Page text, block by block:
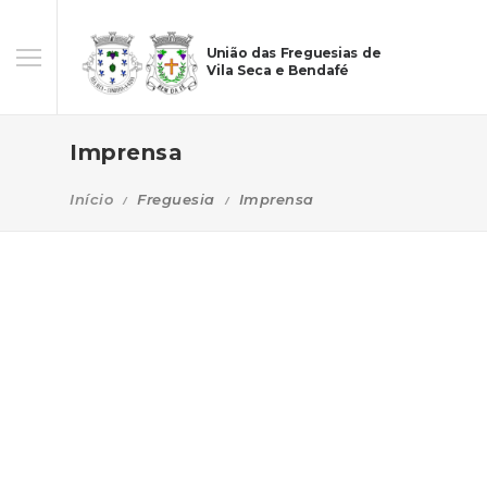
União das Freguesias de
Vila Seca e Bendafé
Imprensa
Início Freguesia Imprensa